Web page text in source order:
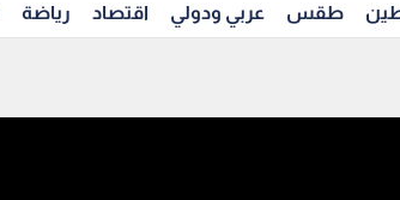
طقس عربي ودولي اقتصاد رياضة